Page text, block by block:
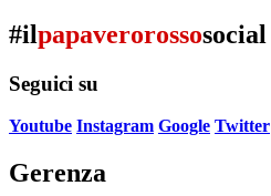
#ilpapaverorossosocial
Seguici su
Youtube Instagram Google Twitter
Gerenza